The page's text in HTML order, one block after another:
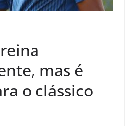
mas é
o clássico